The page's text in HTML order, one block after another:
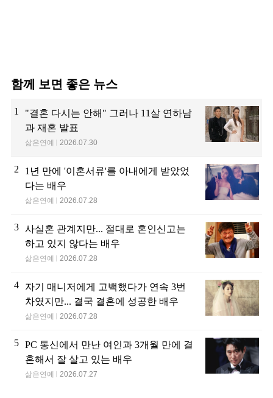
함께 보면 좋은 뉴스
1
"결혼 다시는 안해" 그러나 11살 연하남
과 재혼 발표
삶은연예 2026.07.30
2
1년 만에 '이혼서류'를 아내에게 받았었
다는 배우
삶은연예 2026.07.28
3 사실혼 관계지만... 절대로 혼인신고는
하고 있지 않다는 배우
삶은연예 2026.07.28
4
자기 매니저에게 고백했다가 연속 3번
차였지만... 결국 결혼에 성공한 배우
삶은연예 2026.07.28
5 PC 통신에서 만난 여인과 3개월 만에 결
혼해서 잘 살고 있는 배우
삶은연예 2026.07.27